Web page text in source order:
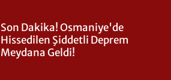
Son Dakika! Osmaniye'de
Hissedilen Şiddetli Deprem
Meydana Geldi!